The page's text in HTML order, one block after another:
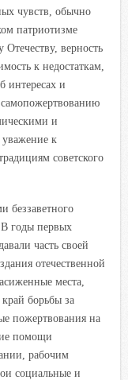
чувств, обычно
патриотизме
верность
к недостаткам,
интересах и
самопожертвованию
и
к
советского
беззаветного
В годы первых
часть своей
отечественной
места,
борьбы за
пожертвования на
помощи
рабочим
социальные и